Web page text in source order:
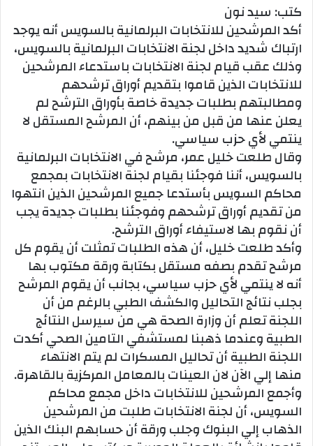
كتب: سيد نون
أكد المرشحين للانتخابات البرلمانية بالسويس أنه يوجد
ارتباك شديد داخل لجنة الانتخابات البرلمانية بالسويس،
وذلك عقب قيام لجنة الانتخابات باستدعاء المرشحين
للانتخابات الذين قاموا بتقديم أوراق ترشحهم
ومطالبتهم بطلبات جديدة خاصة بأوراق الترشح لم
يعلن عنها من قبل من بينهم، أن المرشح المستقل لا
ينتمي لأي حزب سياسي.
وقال طلعت خليل عمر، مرشح في الانتخابات البرلمانية
بالسويس، أننا فوجئنا بقيام لجنة الانتخابات بمجمع
محاكم السويس بأستدعا جميع المرشحين الذين انتهوا
من تقديم أوراق ترشحهم وفوجئنا بطلبات جديدة يجب
أن نقوم بها لاستيفاء أوراق الترشح.
وأكد طلعت خليل، أن هذه الطلبات تمثلت أن يقوم كل
مرشح تقدم بصفه مستقل بكتابة ورقة مكتوب بها
أنه لا ينتمي لأي حزب سياسي، بجانب أن يقوم المرشح
بجلب نتائج التحاليل والكشف الطبي بالرغم من أن
اللجنة تعلم أن وزارة الصحة هي من سيرسل النتائج
الطبية وعندما ذهبنا لمستشفي التامين الصحي أكدت
اللجنة الطبية أن تحاليل المسكرات لم يتم الانتهاء
منها إلي الآن لان العينات بالمعامل المركزية بالقاهرة.
وأجمع المرشحين للانتخابات داخل مجمع محاكم
السويس، أن لجنة الانتخابات طلبت من المرشحين
الذهاب إلي البنوك وجلب ورقة أن حسابهم البنك الذين